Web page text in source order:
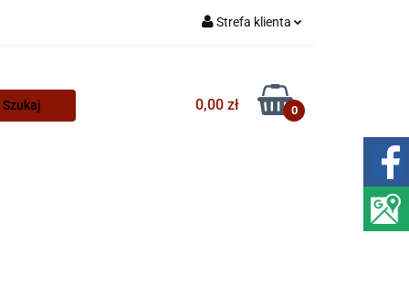
Strefa klienta
Zarejestruj się
Dodaj zgłoszenie
0,00 zł 0